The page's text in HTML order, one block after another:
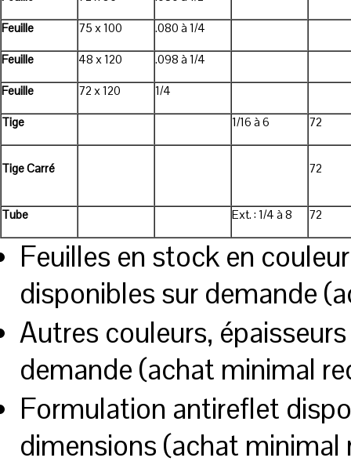
Feuille 75 x 100 .080 à 1/4
Feuille 48 x 120 .098 à 1/4
Feuille 72 x 120 1/4
Tige 1/16 à 6 72
Tige Carré 72
Tube Ext. : 1/4 à 8 72
Feuilles en stock en
disponibles sur demande
Autres couleurs,
demande (achat minimal
Formulation antireflet
dimensions (achat minimal